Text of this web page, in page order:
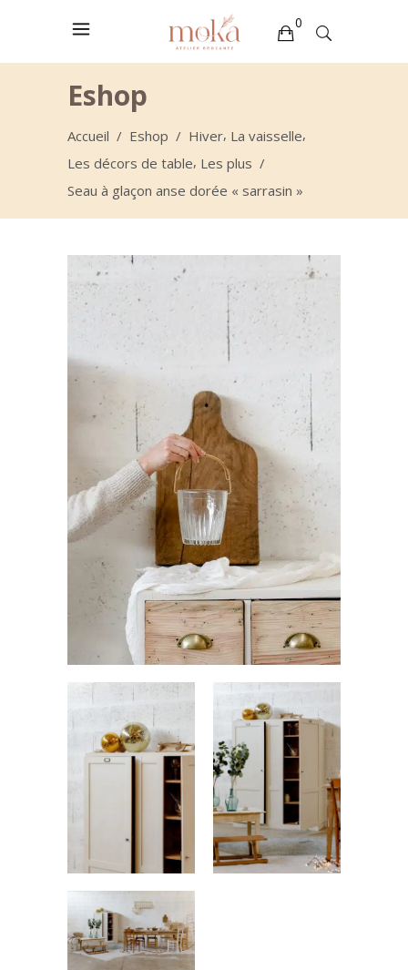
0
Eshop
Accueil / Eshop / Hiver, La vaisselle,
Les décors de table, Les plus /
Seau à glaçon anse dorée « sarrasin »